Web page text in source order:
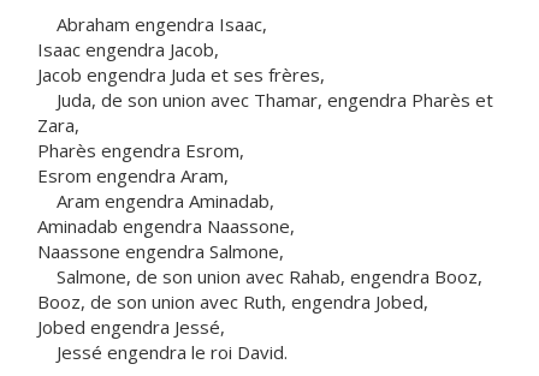
Abraham engendra Isaac,
Isaac engendra Jacob,
Jacob engendra Juda et ses frères,
Juda, de son union avec Thamar, engendra Pharès et
Zara,
Pharès engendra Esrom,
Esrom engendra Aram,
Aram engendra Aminadab,
Aminadab engendra Naassone,
Naassone engendra Salmone,
Salmone, de son union avec Rahab, engendra Booz,
Booz, de son union avec Ruth, engendra Jobed,
Jobed engendra Jessé,
Jessé engendra le roi David.